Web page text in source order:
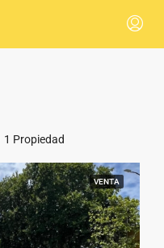
1 Propiedad
VENTA